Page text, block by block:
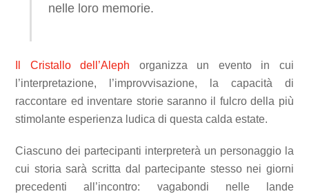
nelle loro memorie.
Il Cristallo dell’Aleph organizza un evento in cui
l’interpretazione, l’improvvisazione, la capacità di
raccontare ed inventare storie saranno il fulcro della più
stimolante esperienza ludica di questa calda estate.
Ciascuno dei partecipanti interpreterà un personaggio la
cui storia sarà scritta dal partecipante stesso nei giorni
precedenti all’incontro: vagabondi nelle lande